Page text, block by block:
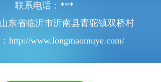
联系电话：***
东省临沂市沂南县青驼镇双桥村
http://www.longmaomuye.com/